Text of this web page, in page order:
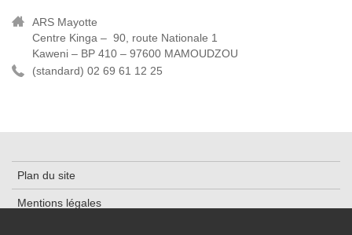
ARS Mayotte
Centre Kinga – 90, route Nationale 1
Kaweni – BP 410 – 97600 MAMOUDZOU
(standard) 02 69 61 12 25
Plan du site
Mentions légales